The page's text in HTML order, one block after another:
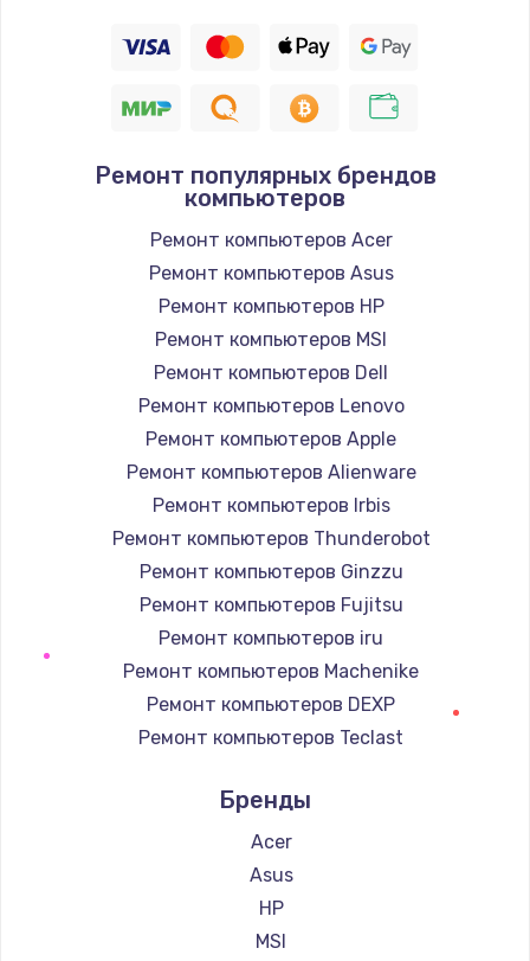
1400 руб.
Замена / ремонт электронного модуля
Заказать
Заказать
Заказать
Замена регулятора режимов конфорки
Заказать
Замена сенсорного датчика
1300 руб.
Заказать
Замена сигнальной лампы
1200 руб.
Ремонт популярных брендов
компьютеров
Ремонт компьютеров Acer
Ремонт компьютеров Asus
Ремонт компьютеров HP
Ремонт компьютеров MSI
Ремонт компьютеров Dell
Ремонт компьютеров Lenovo
Ремонт компьютеров Apple
Ремонт компьютеров Alienware
Ремонт компьютеров Irbis
Ремонт компьютеров Thunderobot
Ремонт компьютеров Ginzzu
Ремонт компьютеров Fujitsu
Ремонт компьютеров iru
Ремонт компьютеров Machenike
Ремонт компьютеров DEXP
Ремонт компьютеров Teclast
Ремонт компьютеров Beelink
Ремонт компьютеров CHUWI
Бренды
Acer
Asus
HP
MSI